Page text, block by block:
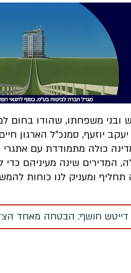
משפחתו, שהודו בחום
סמנכ"ל הארגון חיים
כולה מתמודדת עם
המדירים שינה מעיניהם
ומעניק לנו כוחות
דייטש חושף: הבטחה מאחד